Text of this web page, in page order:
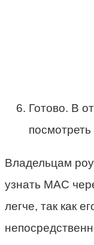
Готово. В
Владельцам
узнать МАС
легче, так как